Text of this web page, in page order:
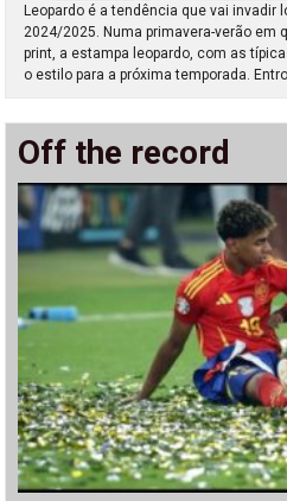
Leopardo é a tendência que vai
2024/2025. Numa primavera-verão em
print, a estampa leopardo, com as
o estilo para a próxima temporada.
Off the record